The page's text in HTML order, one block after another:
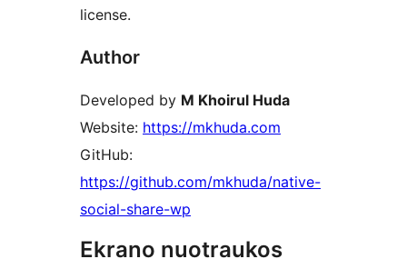
license.
Author
Developed by M Khoirul Huda
Website: https://mkhuda.com
GitHub:
https://github.com/mkhuda/native-
social-share-wp
Ekrano nuotraukos